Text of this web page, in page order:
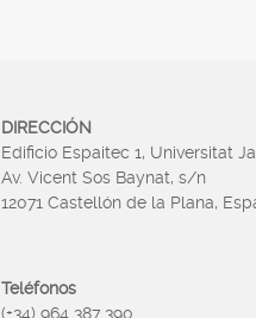
DIRECCIÓN
Edificio Espaitec 1, Universitat
Av. Vicent Sos Baynat, s/n
12071 Castellón de la Plana,
Teléfonos
(+34) 964 387 390